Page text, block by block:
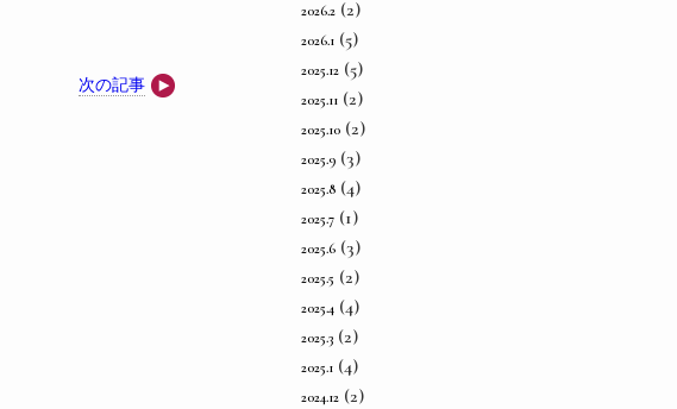
次の記事
2026.2 (2)
2026.1 (5)
2025.12 (5)
2025.11 (2)
2025.10 (2)
2025.9 (3)
2025.8 (4)
2025.7 (1)
2025.6 (3)
2025.5 (2)
2025.4 (4)
2025.3 (2)
2025.1 (4)
2024.12 (2)